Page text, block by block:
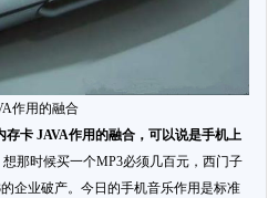
作用的融合
存卡 JAVA作用的融合，可以说是手机上
想那时候买一个MP3必须几百元，西门子
企业破产。今日的手机音乐作用是标准